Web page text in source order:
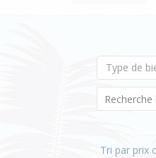
Type de
Tri par prix